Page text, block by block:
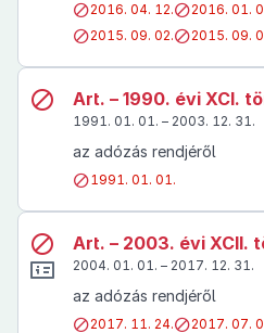
2016. 04. 12.
2016. 01.
2015. 09. 02.
2015. 09.
Art. – 1990. évi XCI.
1991. 01. 01. – 2003. 12. 31.
az adózás rendjéről
1991. 01. 01.
Art. – 2003. évi XCII.
2004. 01. 01. – 2017. 12. 31.
az adózás rendjéről
2017. 11. 24. 2017. 07.